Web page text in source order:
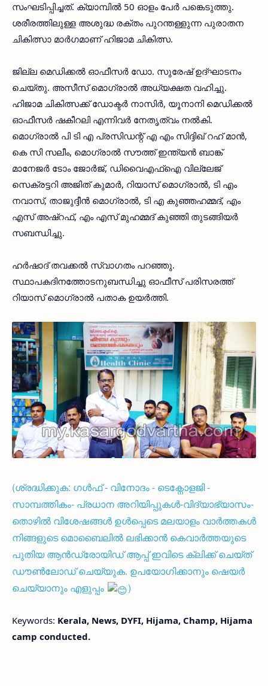
സംഘടിപ്പിച്ചത്. ക്യാമ്പില്‍ 50 ഓളം പേര്‍ പങ്കെടുത്തു.
ശരീരത്തിലുള്ള അശുദ്ധ രക്തം പുറന്തള്ളുന്ന പുരാതന
ചികിത്സാ മാര്‍ഗമാണ് ഹിജാമ ചികിത്സ.
ജില്ല മെഡിക്കല്‍ ഓഫീസര്‍ ഡോ. സുരേഷ് ഉദ്ഘാടനം
ചെയ്തു. അസീസ് മൊഗ്രാല്‍ അധ്യക്ഷത വഹിച്ചു.
ഹിജാമ ചികിത്സക്ക് ഡോക്ടര്‍ നാസിര്‍, യൂനാനി മെഡിക്കല്‍
ഓഫീസര്‍ ഷകീറലി എന്നിവര്‍ നേതൃത്വം നല്‍കി.
മൊഗ്രാല്‍ പി ടി എ പ്രസിഡന്റ് എ എം സിദ്ദിഖ് റഹ് മാന്‍,
കെ സി സലീം, മൊഗ്രാല്‍ സൗത്ത് ഇന്ത്യന്‍ ബാങ്ക്
മാനേജര്‍ ടോം ജോര്‍ജ്, ഡിവൈഎഫ്‌ഐ വില്ലേജ്
സെക്രട്ടറി അജിത് കുമാര്‍, റിയാസ് മൊഗ്രാല്‍, ടി എം
നവാസ്, താജുദ്ദീന്‍ മൊഗ്രാല്‍, ടി എ കുഞ്ഞഹമ്മദ്, എം
എസ് അഷ്റഫ്, എം എസ് മുഹമ്മദ് കുഞ്ഞി തുടങ്ങിയര്‍
സബന്ധിച്ചു.
ഹര്‍ഷാദ് തവക്കല്‍ സ്വാഗതം പറഞ്ഞു.
സ്ഥാപകദിനത്തോടനുബന്ധിച്ചു ഓഫീസ് പരിസരത്ത്
റിയാസ് മൊഗ്രാല്‍ പതാക ഉയര്‍ത്തി.
(ശ്രദ്ധിക്കുക: ഗൾഫ് - വിനോദം - ടെക്നോളജി -
സാമ്പത്തികം- പ്രധാന അറിയിപ്പുകൾ-വിദ്യാഭ്യാസം-
തൊഴിൽ വിശേഷങ്ങൾ ഉൾപ്പെടെ മലയാളം വാർത്തകൾ
നിങ്ങളുടെ മൊബൈലിൽ ലഭിക്കാൻ കെവാർത്തയുടെ
പുതിയ ആൻഡ്രോയിഡ് ആപ്പ് ഇവിടെ ക്ലിക്ക് ചെയ്ത്
ഡൗൺലോഡ് ചെയ്യുക. ഉപയോഗിക്കാനും ഷെയർ
ചെയ്യാനും എളുപ്പം
)
Keywords: Kerala, News, DYFI, Hijama, Champ, Hijama
camp conducted.